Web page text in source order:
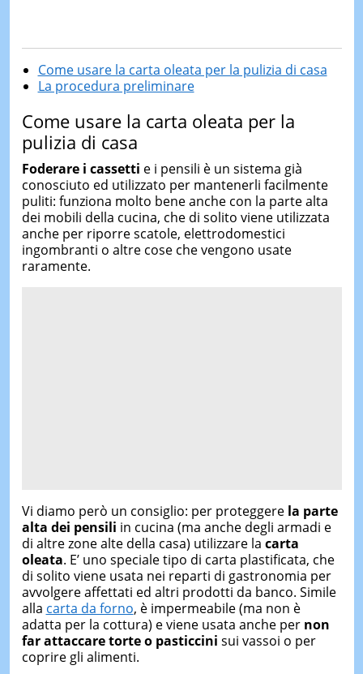
Come usare la carta oleata per la pulizia di casa
La procedura preliminare
Come usare la carta oleata per la
pulizia di casa
Foderare i cassetti e i pensili è un sistema già
conosciuto ed utilizzato per mantenerli facilmente
puliti: funziona molto bene anche con la parte alta
dei mobili della cucina, che di solito viene utilizzata
anche per riporre scatole, elettrodomestici
ingombranti o altre cose che vengono usate
raramente.
Vi diamo però un consiglio: per proteggere la parte
alta dei pensili in cucina (ma anche degli armadi e
di altre zone alte della casa) utilizzare la carta
oleata. E’ uno speciale tipo di carta plastificata, che
di solito viene usata nei reparti di gastronomia per
avvolgere affettati ed altri prodotti da banco. Simile
alla carta da forno, è impermeabile (ma non è
adatta per la cottura) e viene usata anche per non
far attaccare torte o pasticcini sui vassoi o per
coprire gli alimenti.